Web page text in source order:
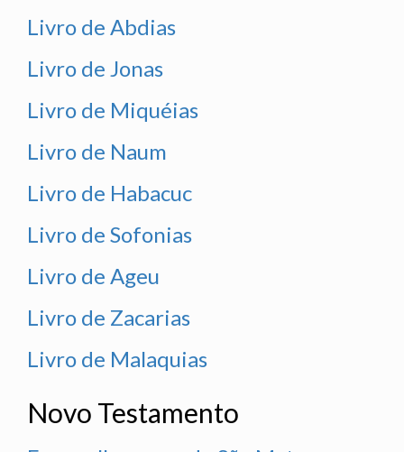
Livro de Abdias
Livro de Jonas
Livro de Miquéias
Livro de Naum
Livro de Habacuc
Livro de Sofonias
Livro de Ageu
Livro de Zacarias
Livro de Malaquias
Novo Testamento